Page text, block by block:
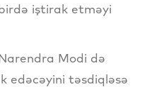
iştirak etməyi
Modi də
edəcəyini təsdiqləsə